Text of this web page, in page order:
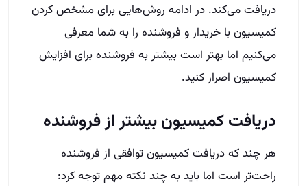
دریافت می‌کند. در ادامه روش‌هایی برای مشخص کردن
کمیسیون با خریدار و فروشنده را به شما معرفی
می‌کنیم اما بهتر است بیشتر به فروشنده برای افزایش
کمیسیون اصرار کنید.
دریافت کمیسیون بیشتر از فروشنده
هر چند که دریافت کمیسیون توافقی از فروشنده
راحت‌تر است اما باید به چند نکته مهم توجه کرد: